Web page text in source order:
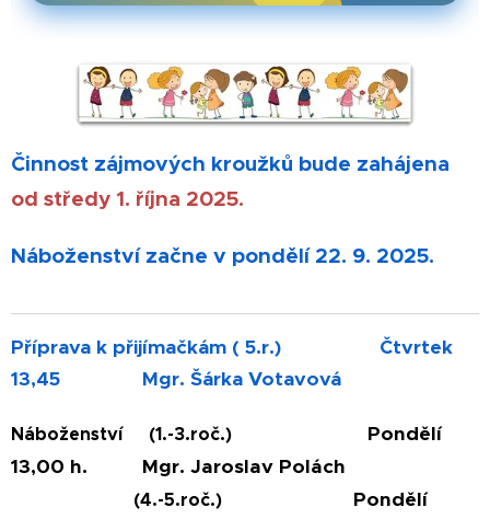
Činnost zájmových kroužků bude zahájena
od středy 1. října 2025.
Náboženství začne v pondělí 22. 9. 2025.
Příprava k přijímačkám ( 5.r.) Čtvrtek
13,45 Mgr. Šárka Votavová
Náboženství (1.-3.roč.) Pondělí
13,00 h. Mgr. Jaroslav Polách
(4.-5.roč.) Pondělí